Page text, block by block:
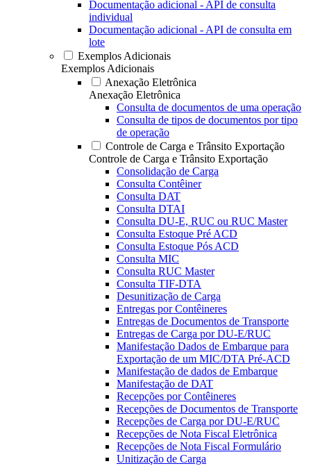
Documentação adicional - API de consulta
individual
Documentação adicional - API de consulta em
lote
Exemplos Adicionais
Exemplos Adicionais
Anexação Eletrônica
Anexação Eletrônica
Consulta de documentos de uma operação
Consulta de tipos de documentos por tipo
de operação
Controle de Carga e Trânsito Exportação
Controle de Carga e Trânsito Exportação
Consolidação de Carga
Consulta Contêiner
Consulta DAT
Consulta DTAI
Consulta DU-E, RUC ou RUC Master
Consulta Estoque Pré ACD
Consulta Estoque Pós ACD
Consulta MIC
Consulta RUC Master
Consulta TIF-DTA
Desunitização de Carga
Entregas por Contêineres
Entregas de Documentos de Transporte
Entregas de Carga por DU-E/RUC
Manifestação Dados de Embarque para
Exportação de um MIC/DTA Pré-ACD
Manifestação de dados de Embarque
Manifestação de DAT
Recepções por Contêineres
Recepções de Documentos de Transporte
Recepções de Carga por DU-E/RUC
Recepções de Nota Fiscal Eletrônica
Recepções de Nota Fiscal Formulário
Unitização de Carga